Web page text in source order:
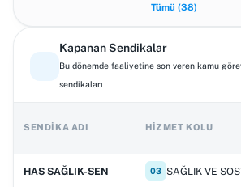
Tümü (38)
Kapanan Sendikalar
Bu dönemde faaliyetine son veren kamu
sendikaları
SENDIKA ADI HIZMET KOLU
HAS SAĞLIK-SEN 03 SAĞLIK VE